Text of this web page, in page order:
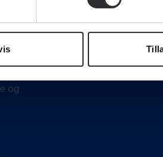
lokaler og
netværk
og